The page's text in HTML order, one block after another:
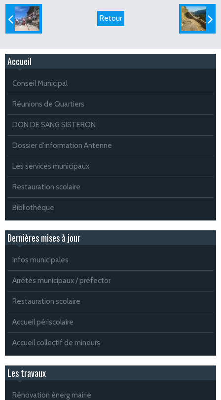
Retour
Accueil
Conseil Municipal
Réunions de Quartiers
DON DE SANG SISTERON
Dossier d'information Antenne
Les services municipaux
Restauration scolaire
Bibliothèque
Dernières mises à jour
Infos municipales
Arrêtés municipaux / préfector
Restauration scolaire
Accueil périscolaire
Accueil collectif de mineurs
Les travaux
Rénovation énerg mairie